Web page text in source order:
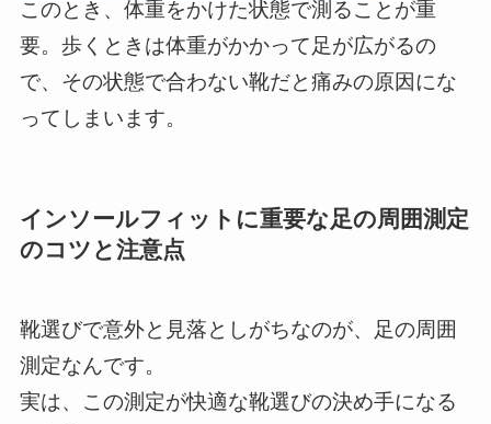
このとき、体重をかけた状態で測ることが重
要。歩くときは体重がかかって足が広がるの
で、その状態で合わない靴だと痛みの原因にな
ってしまいます。
インソールフィットに重要な足の周囲測定
のコツと注意点
靴選びで意外と見落としがちなのが、足の周囲
測定なんです。
実は、この測定が快適な靴選びの決め手になる